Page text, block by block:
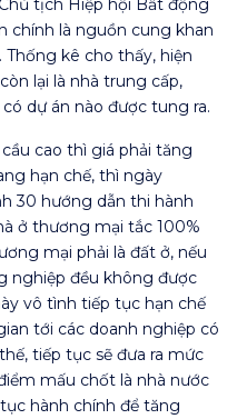
tịch Hiệp hội Bất động
chính là nguồn cung khan
kê cho thấy, hiện
lại là nhà trung cấp,
dự án nào được tung ra.
cao thì giá phải tăng
hạn chế, thì ngày
30 hướng dẫn thi hành
ở thương mại tắc 100%
mại phải là đất ở, nếu
nghiệp đều không được
vô tình tiếp tục hạn chế
tới các doanh nghiệp có
tiếp tục sẽ đưa ra mức
mấu chốt là nhà nước
hành chính để tăng